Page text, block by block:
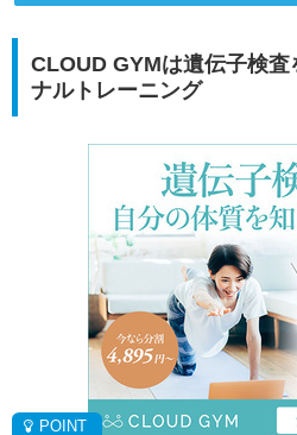
CLOUD GYMは遺伝子検
ナルトレーニング